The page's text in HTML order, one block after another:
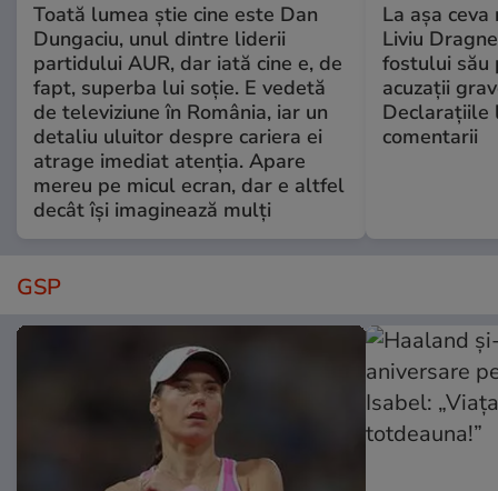
Toată lumea știe cine este Dan
Dungaciu, unul dintre liderii
partidului AUR, dar iată cine e, de
fapt, superba lui soție. E vedetă
de televiziune în România, iar un
detaliu uluitor despre cariera ei
atrage imediat atenția. Apare
mereu pe micul ecran, dar e altfel
decât își imaginează mulți
La așa
Liviu
fostului său
acuzații
Declarațiile
comentarii
GSP